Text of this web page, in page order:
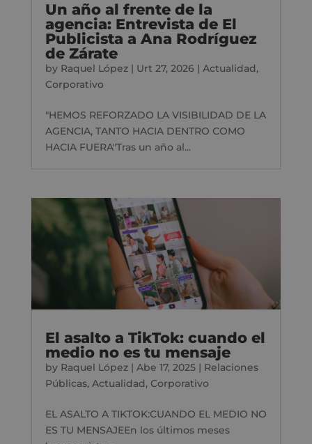
Un año al frente de la
agencia: Entrevista de El
Publicista a Ana Rodríguez
de Zárate
by Raquel López| Urt 27, 2026 | Actualidad,
Corporativo
"HEMOS REFORZADO LA VISIBILIDAD DE LA
AGENCIA, TANTO HACIA DENTRO COMO
HACIA FUERA"Tras un año al...
El asalto a TikTok: cuando el
medio no es tu mensaje
by Raquel López| Abe 17, 2025| Relaciones
Públicas, Actualidad, Corporativo
EL ASALTO A TIKTOK:CUANDO EL MEDIO NO
ES TU MENSAJEEn los últimos meses